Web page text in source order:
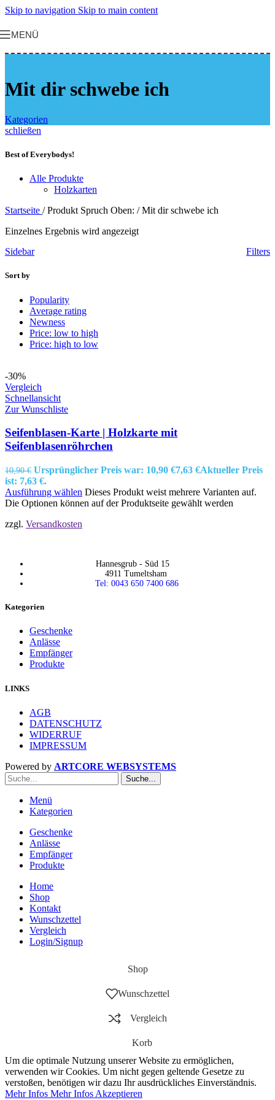
Skip to navigation Skip to main content
MENÜ
Mit dir schwebe ich
Kategorien
schließen
Best of Everybodys!
Alle Produkte
Holzkarten
Startseite / Produkt Spruch Oben: / Mit dir schwebe ich
Einzelnes Ergebnis wird angezeigt
Sidebar
Filters
Sort by
Popularity
Average rating
Newness
Price: low to high
Price: high to low
-30%
Vergleich
Schnellansicht
Zur Wunschliste
Seifenblasen-Karte | Holzkarte mit
Seifenblasenröhrchen
10,90€ Ursprünglicher Preis war: 10,90 €7,63 €Aktueller Preis
ist: 7,63 €.
Ausführung wählen Dieses Produkt weist mehrere Varianten auf.
Die Optionen können auf der Produktseite gewählt werden
zzgl. Versandkosten
Hannesgrub - Süd 15
4911 Tumeltsham
Tel: 0043 650 7400 686
Kategorien
Geschenke
Anlässe
Empfänger
Produkte
LINKS
AGB
DATENSCHUTZ
WIDERRUF
IMPRESSUM
Powered by ARTCORE WEBSYSTEMS
Suche...
Menü
Kategorien
Geschenke
Anlässe
Empfänger
Produkte
Home
Shop
Kontakt
Wunschzettel
Vergleich
Login/Signup
Shop
Wunschzettel
Vergleich
Korb
Um die optimale Nutzung unserer Website zu ermöglichen,
verwenden wir Cookies. Um nicht gegen geltende Gesetze zu
verstoßen, benötigen wir dazu Ihr ausdrückliches Einverständnis.
Mehr Infos Mehr Infos Akzeptieren